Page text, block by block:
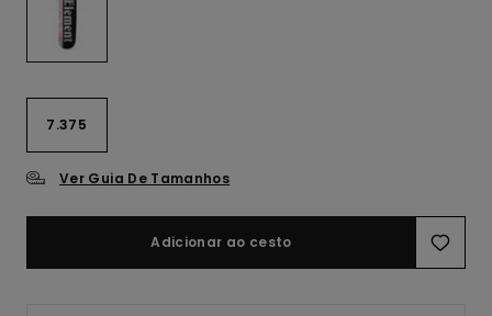
7.375
Ver Guia De Tamanhos
Adicionar ao cesto